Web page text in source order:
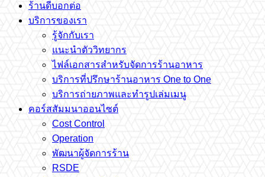
ร้านดีบอกต่อ
บริการของเรา
รู้จักกับเรา
แนะนำตัววิทยากร
ไฟล์เอกสารสำหรับจัดการร้านอาหาร
บริการที่ปรึกษาร้านอาหาร One to One
บริการถ่ายภาพและทำรูปเล่มเมนู
คอร์สสัมมนาออนไซต์
Cost Control
Operation
พัฒนาผู้จัดการร้าน
RSDE